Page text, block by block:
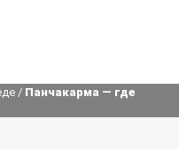
/ Панчакарма — где